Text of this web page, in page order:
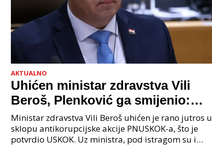
AKTUALNO
Uhićen ministar zdravstva Vili
Beroš, Plenković ga smijenio:
Istraga USKOK-a zbog korupcije
Ministar zdravstva Vili Beroš uhićen je rano jutros u
sklopu antikorupcijske akcije PNUSKOK-a, što je
potvrdio USKOK. Uz ministra, pod istragom su i